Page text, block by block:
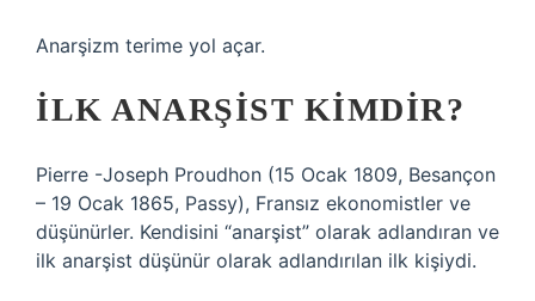
Anarşizm terime yol açar.
İLK ANARŞIST KIMDIR?
Pierre -Joseph Proudhon (15 Ocak 1809, Besançon
– 19 Ocak 1865, Passy), Fransız ekonomistler ve
düşünürler. Kendisini “anarşist” olarak adlandıran ve
ilk anarşist düşünür olarak adlandırılan ilk kişiydi.